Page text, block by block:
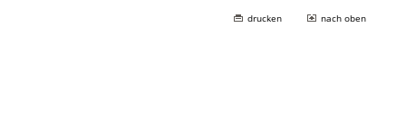
drucken nach oben